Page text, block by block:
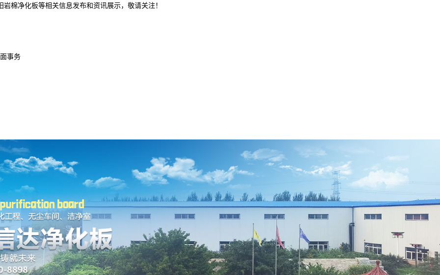
棉净化板等相关信息发布和资讯展示，敬请关注！
事务